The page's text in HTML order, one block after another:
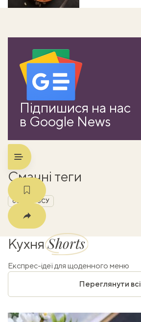
Підпишися на нас
в Google News
Смачні теги
борщ ЗСУ
КухняShorts
Експрес-ідеї для щоденного меню
Переглянути всі